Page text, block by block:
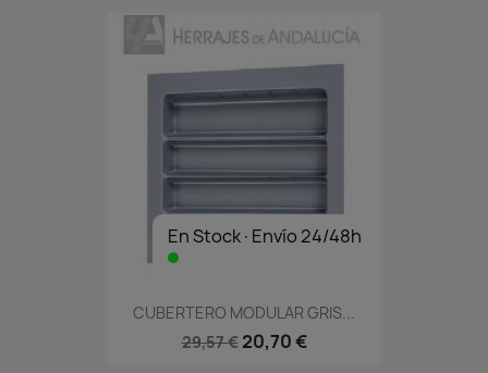
En Stock·Envío 24/48h
CUBERTERO MODULAR GRIS...
29,57 € 20,70 €